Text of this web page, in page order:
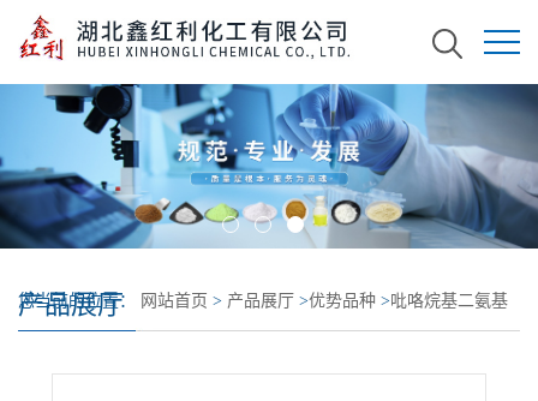
产品展厅
您当前的位置： 网站首页 > 产品展厅 >优势品种 >吡咯烷基二氨基